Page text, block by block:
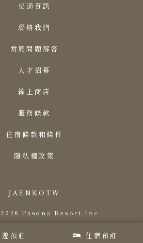
預訂 住宿預訂
交通資訊
聯絡我們
常見問題解答
人才招募
線上商店
服務條款
住宿條款和條件
隱私權政策
JAENKO TW
Pasona Resort.Inc